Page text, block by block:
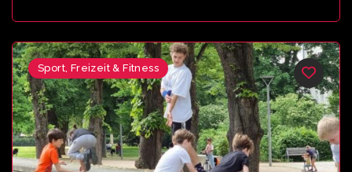
Sport, Freizeit & Fitness